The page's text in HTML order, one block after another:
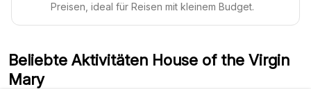
Preisen, ideal für Reisen mit kleinem Budget.
Beliebte Aktivitäten House of the Virgin
Mary